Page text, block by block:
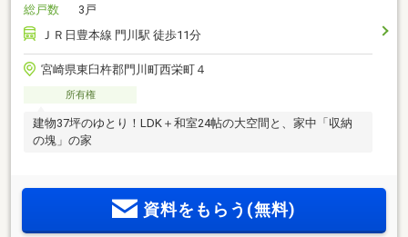
総戸数
3戸
ＪＲ日豊本線 門川駅 徒歩11分
宮崎県東臼杵郡門川町西栄町４
所有権
建物37坪のゆとり！LDK＋和室24帖の大空間と、家中「収納
の塊」の家
資料をもらう(無料)